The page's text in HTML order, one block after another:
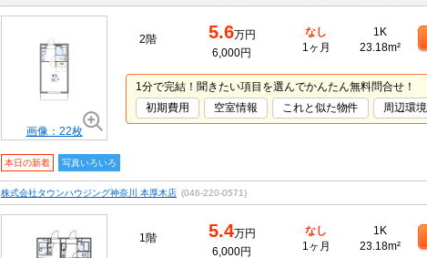
画像：22枚
2階 5.6万円
6,000円
なし
1ヶ月
1K
23.18m²
1分で完結！聞きたい項目を選んでかんたん無料問合せ！
初期費用
空室情報 これと似た物件 周辺環境
本日の新着 写真いろいろ
株式会社タウンハウジング神奈川 本厚木店 (046-220-0571)
1階 5.4万円
6,000円
なし
1ヶ月
1K
23.18m²